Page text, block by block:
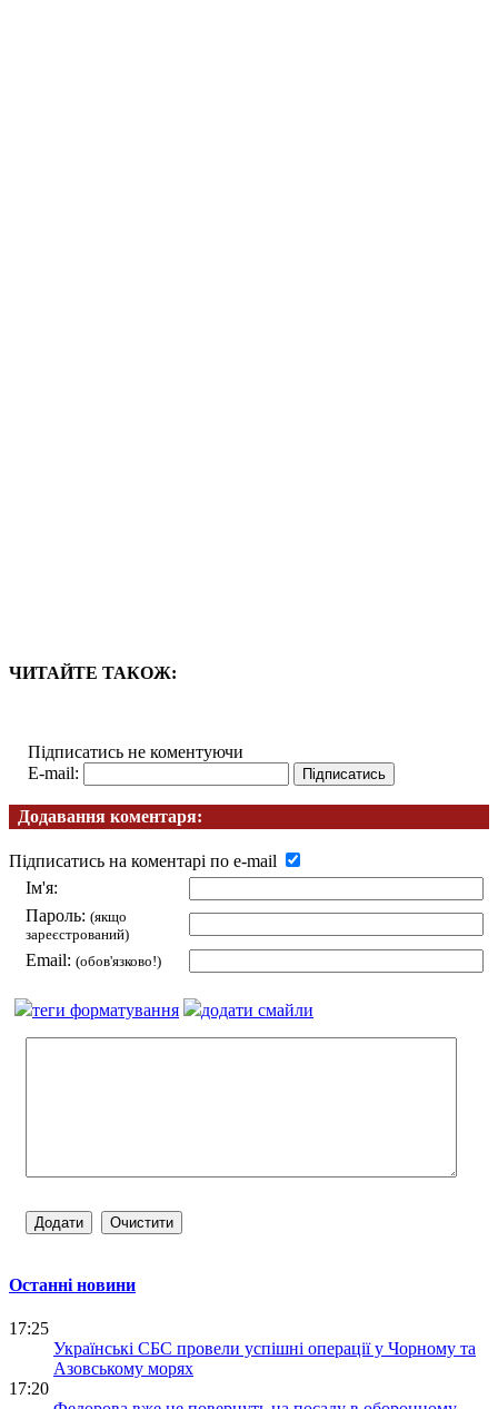
ЧИТАЙТЕ ТАКОЖ:
Підписатись не коментуючи
E-mail:
Додавання коментаря:
Підписатись на коментарі по e-mail
Ім'я:
Пароль: (якщо
зареєстрований)
Email: (обов'язково!)
теги форматування додати смайли
Останні новини
17:25
Українські СБС провели успішні операції у Чорному та
Азовському морях
17:20